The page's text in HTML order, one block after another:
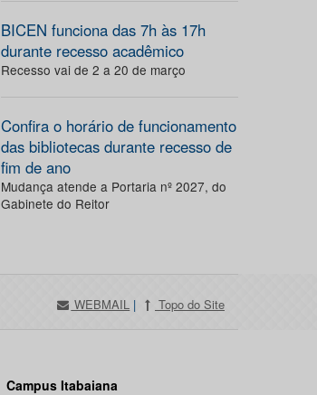
BICEN funciona das 7h às 17h
durante recesso acadêmico
Recesso vai de 2 a 20 de março
Confira o horário de funcionamento
das bibliotecas durante recesso de
fim de ano
Mudança atende a Portaria nº 2027, do
Gabinete do Reitor
WEBMAIL | Topo do Site
Campus Itabaiana